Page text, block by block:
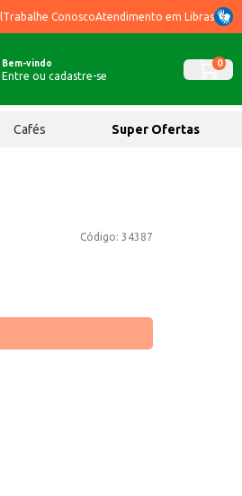
Trabalhe ConoscoAtendimento em Libras
Bem-vindo
Entre ou cadastre-se
0
Cafés Super Ofertas
Código: 34387